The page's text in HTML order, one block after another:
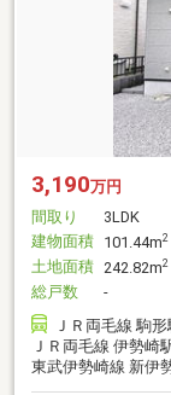
3,190万円
間取り
3LDK
建物面積 101.44m2
土地面積 242.82m2
総戸数
-
ＪＲ両毛線 駒
ＪＲ両毛線 伊勢崎
東武伊勢崎線 新伊